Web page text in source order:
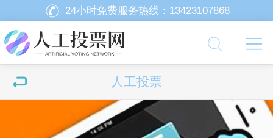
24小时免费服务热线： 13423107868
人工投票